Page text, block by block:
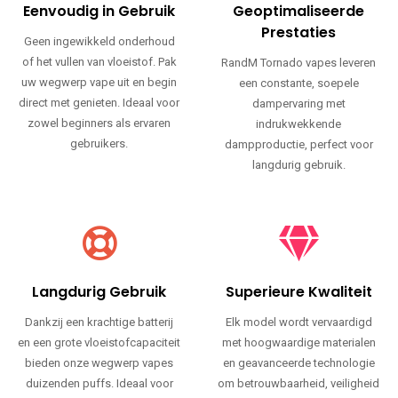
Eenvoudig in Gebruik
Geen ingewikkeld onderhoud
of het vullen van vloeistof. Pak
uw wegwerp vape uit en begin
direct met genieten. Ideaal voor
zowel beginners als ervaren
gebruikers.
Geoptimaliseerde
Prestaties
RandM Tornado vapes leveren
een constante, soepele
dampervaring met
indrukwekkende
dampproductie, perfect voor
langdurig gebruik.
Langdurig Gebruik
Dankzij een krachtige batterij
en een grote vloeistofcapaciteit
bieden onze wegwerp vapes
duizenden puffs. Ideaal voor
Superieure Kwaliteit
Elk model wordt vervaardigd
met hoogwaardige materialen
en geavanceerde technologie
om betrouwbaarheid, veiligheid